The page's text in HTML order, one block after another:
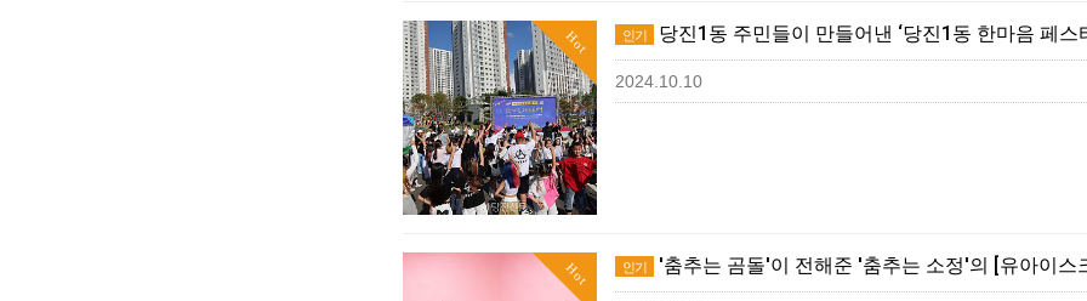
Hot 인기 당진1동 주민들이 만들어낸 ‘당진1동 한마음 페스
2024.10.10
Hot 인기 '춤추는 곰돌'이 전해준 '춤추는 소정'의 [유아이스